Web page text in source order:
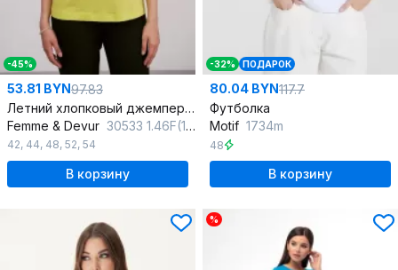
-45%
53.81 BYN97.83
Летний хлопковый джемпер и майка в ярком желтом цвете
Femme & Devur 30533 1.46F(170)
42, 44, 48, 52, 54
В корзину
-32% ПОДАРОК
80.04 BYN117.7
Футболка
Motif 1734m
48
В корзину
%